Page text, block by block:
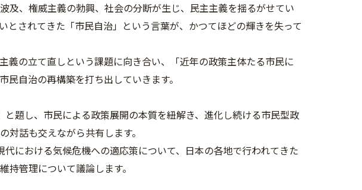
及、権威主義の勃興、社会の分断が生じ、民主主義を揺るがせてい
とされてきた「市民自治」という言葉が、かつてほどの輝きを失って
義の立て直しという課題に向き合い、「近年の政策主体たる市民に
自治の再構築を打ち出していきます。
題し、市民による政策展開の本質を紐解き、進化し続ける市民型政
話も交えながら共有します。
における気候危機への適応策について、日本の各地で行われてきた
管理について議論します。